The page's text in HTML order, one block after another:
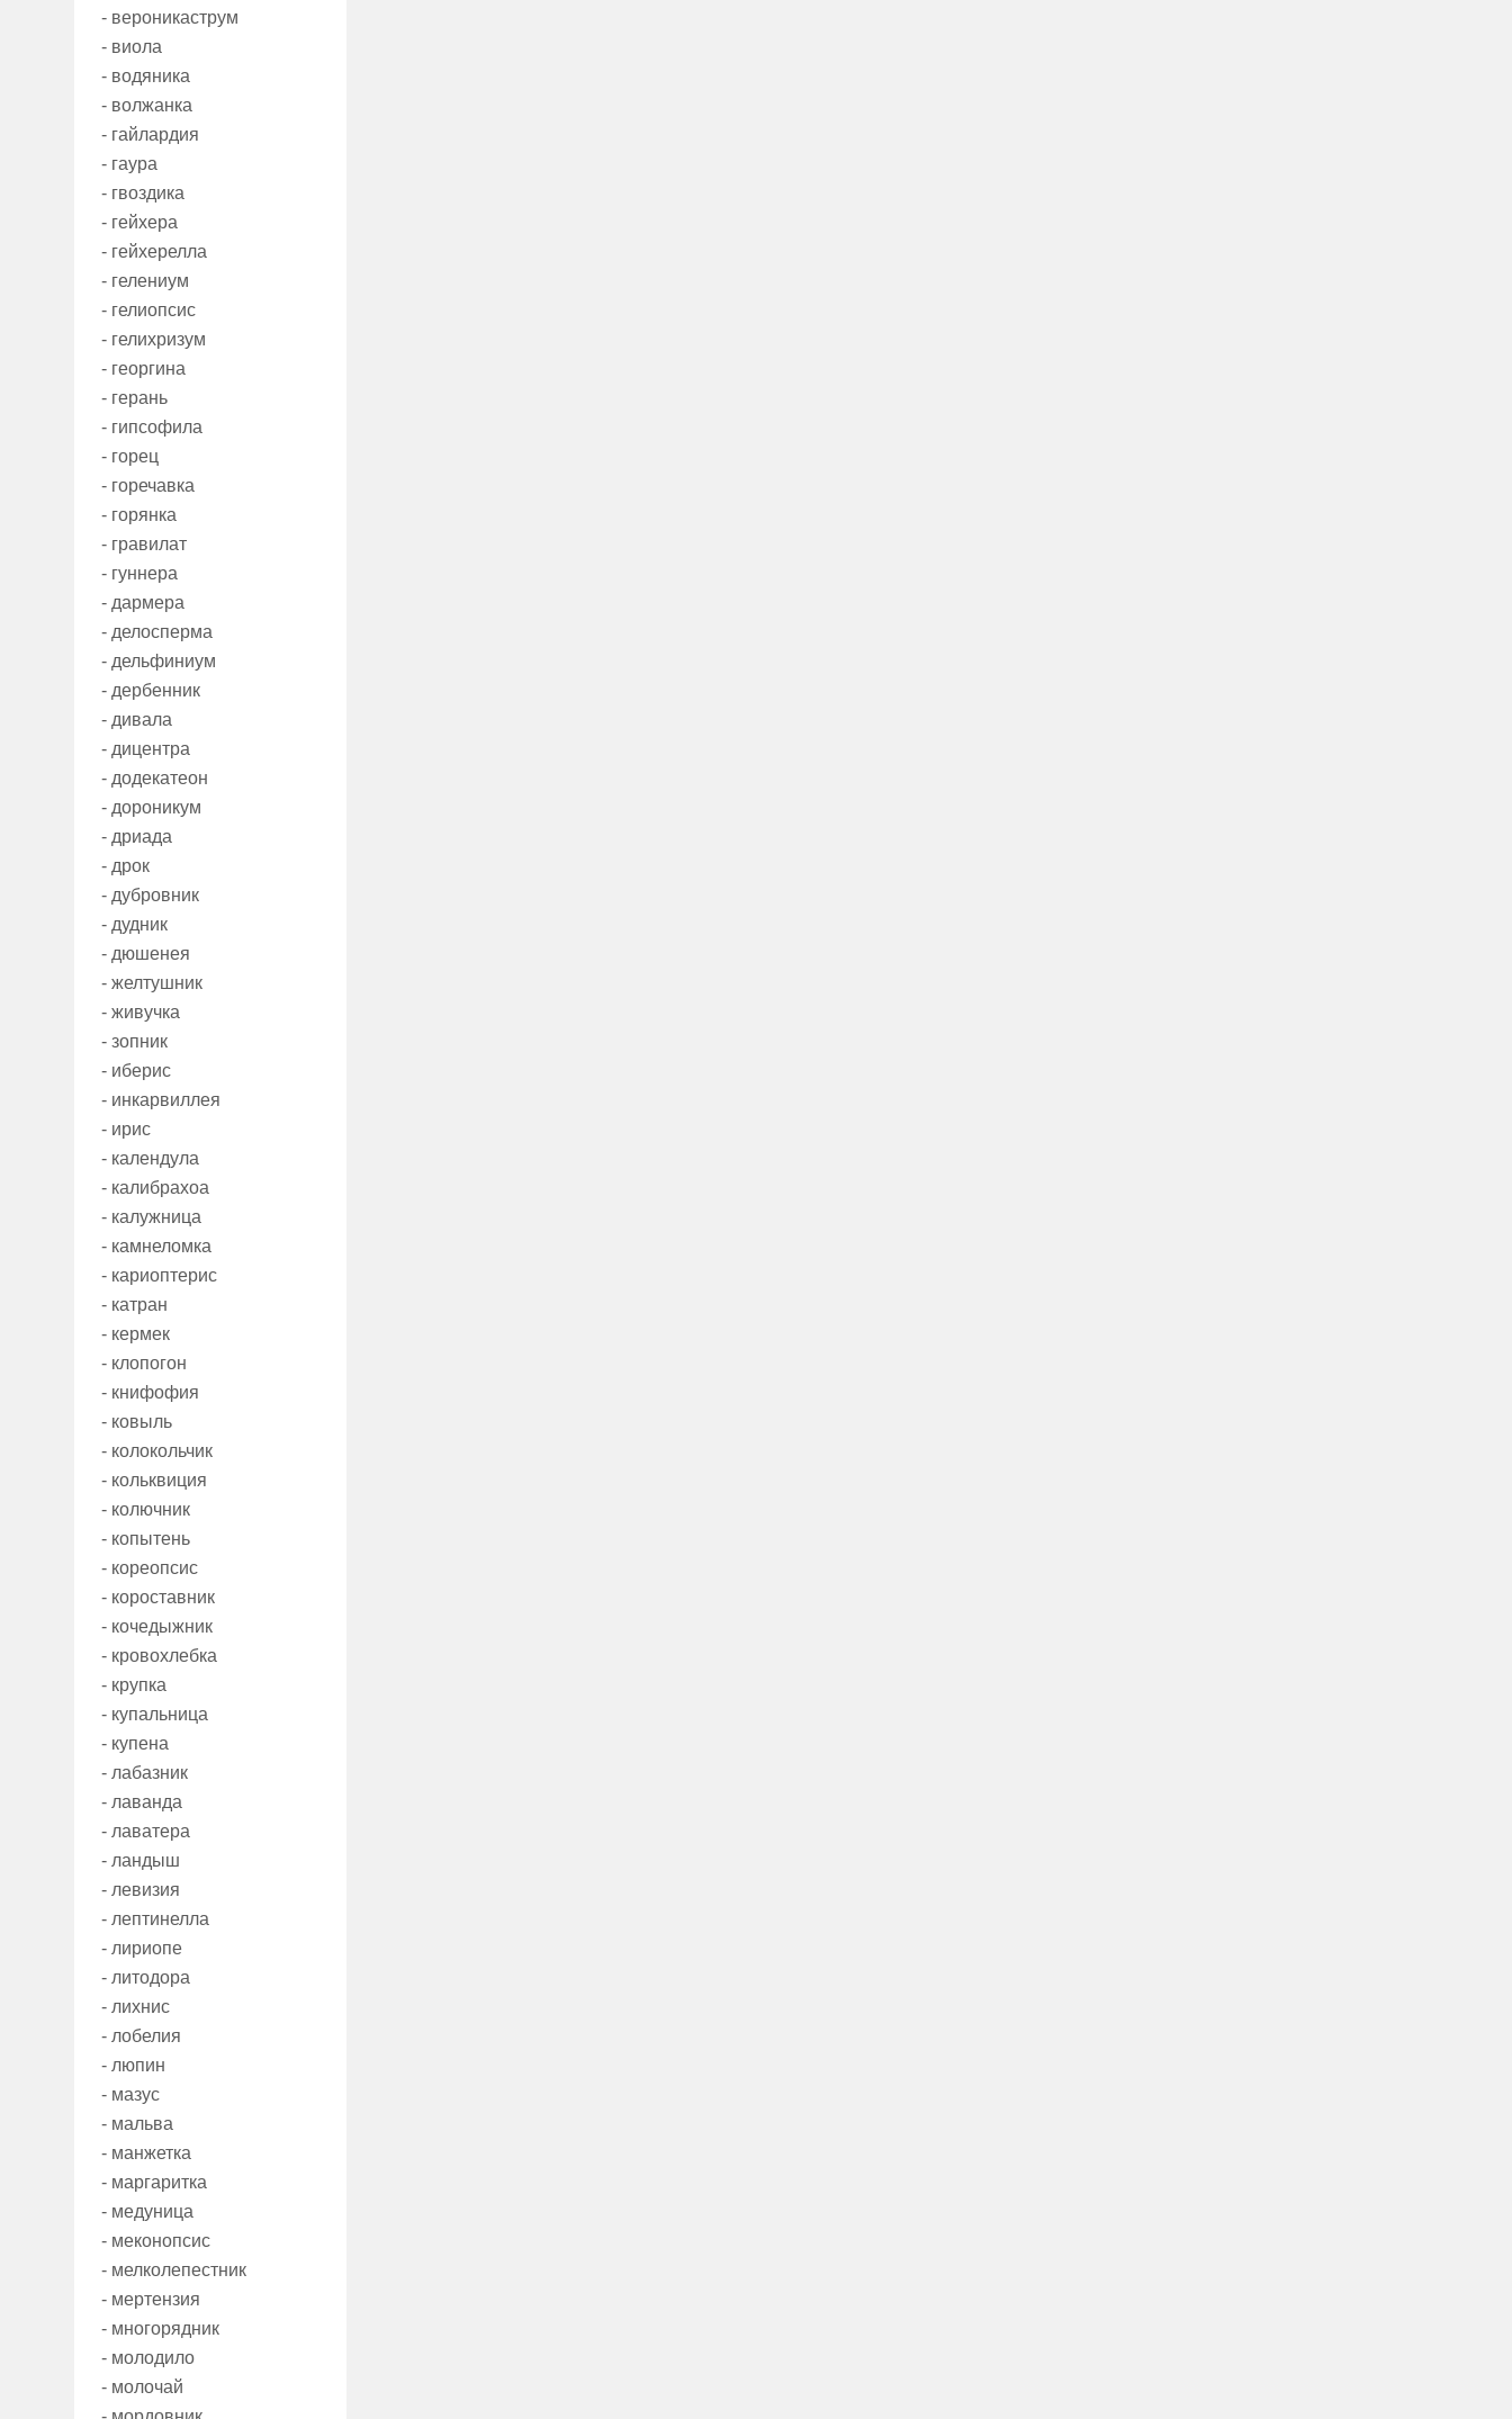
- вероникаструм
- виола
- водяника
- волжанка
- гайлардия
- гаура
- гвоздика
- гейхера
- гейхерелла
- гелениум
- гелиопсис
- гелихризум
- георгина
- герань
- гипсофила
- горец
- горечавка
- горянка
- гравилат
- гуннера
- дармера
- делосперма
- дельфиниум
- дербенник
- дивала
- дицентра
- додекатеон
- дороникум
- дриада
- дрок
- дубровник
- дудник
- дюшенея
- желтушник
- живучка
- зопник
- иберис
- инкарвиллея
- ирис
- календула
- калибрахоа
- калужница
- камнеломка
- кариоптерис
- катран
- кермек
- клопогон
- книфофия
- ковыль
- колокольчик
- кольквиция
- колючник
- копытень
- кореопсис
- короставник
- кочедыжник
- кровохлебка
- крупка
- купальница
- купена
- лабазник
- лаванда
- лаватера
- ландыш
- левизия
- лептинелла
- лириопе
- литодора
- лихнис
- лобелия
- люпин
- мазус
- мальва
- манжетка
- маргаритка
- медуница
- меконопсис
- мелколепестник
- мертензия
- многорядник
- молодило
- молочай